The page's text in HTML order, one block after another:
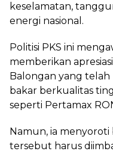
keselamatan,
energi nasional.
Politisi PKS ini
memberikan
Balongan yang
bakar berkualitas
seperti Pertamax
Namun, ia
tersebut harus